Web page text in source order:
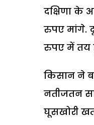
दक्षिणा के
रुपए मांगे.
रुपए में तय
किसान ने
नतीजतन
घूसखोरी